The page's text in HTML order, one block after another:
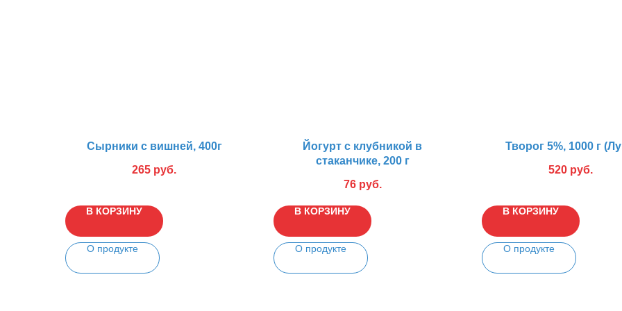
Сырники с вишней, 400г
265 руб.
В КОРЗИНУ
О продукте
Йогурт с клубникой в
стаканчике, 200 г
76 руб.
В КОРЗИНУ
О продукте
Творог 5%, 1000 г
520 руб.
В КОРЗИНУ
О продукте